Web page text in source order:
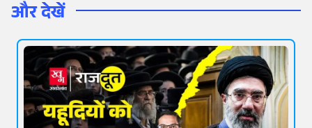
और देखें